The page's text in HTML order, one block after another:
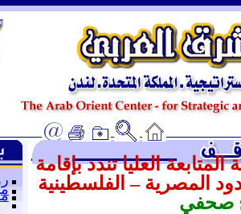
ـ
العليا تندد بإقامة
المصرية – الفلسطينية
صحفي